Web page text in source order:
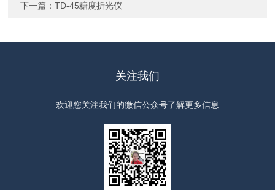
下一篇：TD-45糖度折光仪
关注我们
欢迎您关注我们的微信公众号了解更多信息